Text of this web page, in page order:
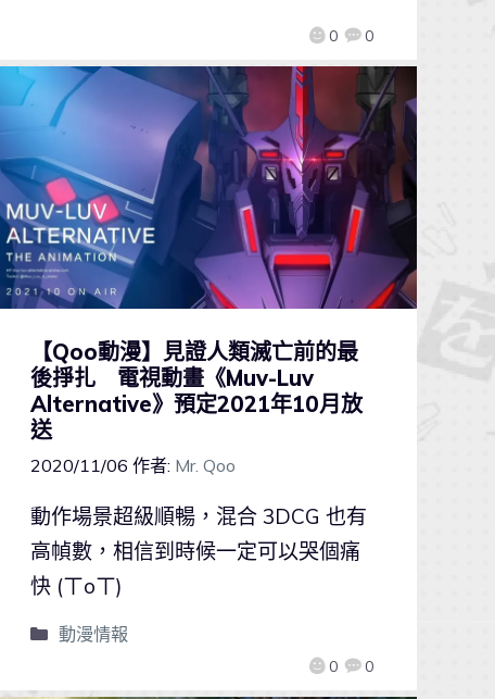
0 0
【Qoo動漫】見證人類滅亡前的最
後掙扎 電視動畫《Muv-Luv
Alternative》預定2021年10月放
送
2020/11/06 作者: Mr. Qoo
0 0
動作場景超級順暢，混合 3DCG 也有
高幀數，相信到時候一定可以哭個痛
快 (ㄒoㄒ)
動漫情報